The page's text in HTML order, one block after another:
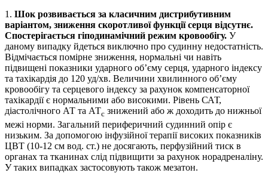
1. Шок розвивається за класичним дистрибутивним
варіантом, зниження скоротливої функції серця відсутнє.
Спостерігається гіподинамічний режим кровообігу. У
даному випадку йдеться виключно про судинну недостатність.
Відмічається помірне зниження, нормальні чи навіть
підвищені показники ударного об’єму серця, ударного індексу
та тахікардія до 120 уд/хв. Величини хвилинного об’єму
кровообігу та серцевого індексу за рахунок компенсаторної
тахікардії є нормальними або високими. Рівень САТ,
діастолічного АТ та АТс знижений або ж доходить до нижньої
межі норми. Загальний периферичний судинний опір є
низьким. За допомогою інфузійної терапії високих показників
ЦВТ (10-12 см вод. ст.) не досягають, перфузійний тиск в
органах та тканинах слід підвищити за рахунок норадреналіну.
У таких випадках застосовують також мезатон.